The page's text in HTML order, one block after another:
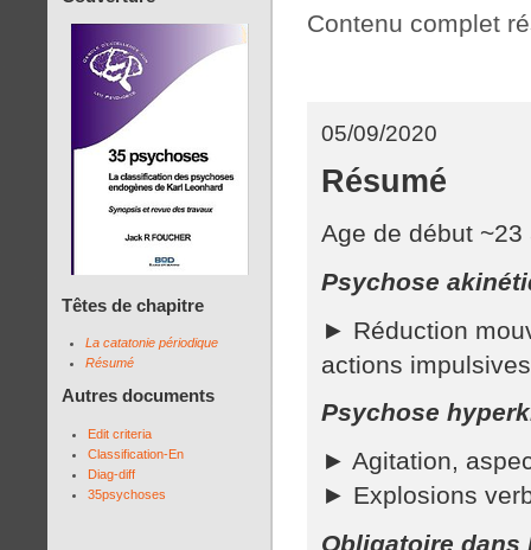
Têtes de chapitre
La catatonie périodique
Résumé
Autres documents
Edit criteria
Classification-En
Diag-diff
35psychoses
Contenu complet
05/09/2020
Résumé
Age de début
Psychose
► Réduction
actions
Psychose
► Agitation,
► Explosions
Obligatoire dans